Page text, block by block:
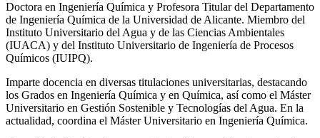
Doctora en Ingeniería Química y Profesora Titular del Departamento
de Ingeniería Química de la Universidad de Alicante. Miembro del
Instituto Universitario del Agua y de las Ciencias Ambientales
(IUACA) y del Instituto Universitario de Ingeniería de Procesos
Químicos (IUIPQ).
Imparte docencia en diversas titulaciones universitarias, destacando
los Grados en Ingeniería Química y en Química, así como el Máster
Universitario en Gestión Sostenible y Tecnologías del Agua. En la
actualidad, coordina el Máster Universitario en Ingeniería Química.